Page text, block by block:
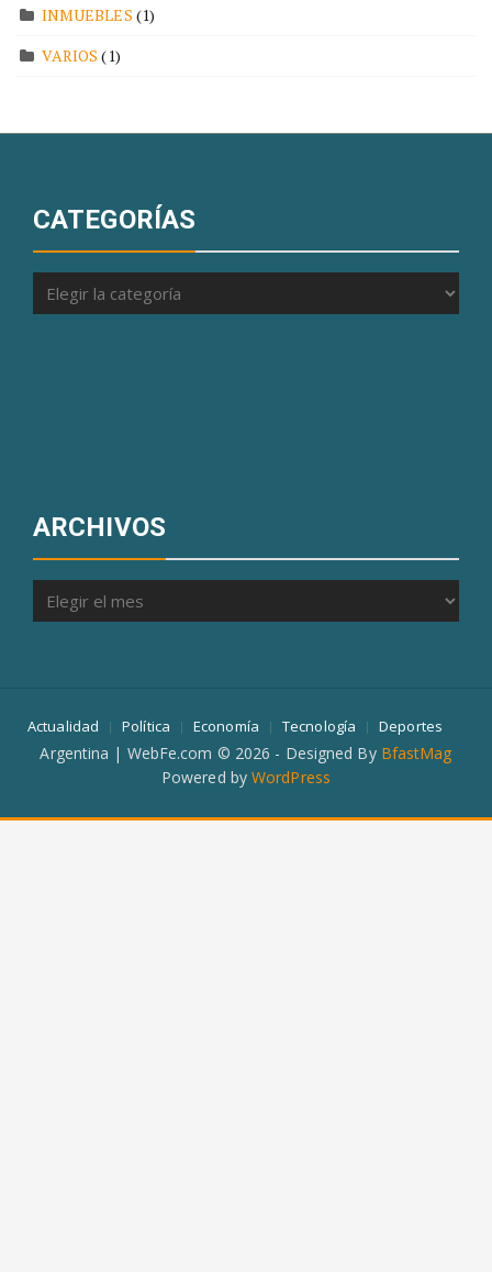
INMUEBLES (1)
VARIOS (1)
CATEGORÍAS
Categorías
ARCHIVOS
Archivos
Actualidad Política Economía Tecnología Deportes
Argentina | WebFe.com © 2026 - Designed By BfastMag
Powered byWordPress